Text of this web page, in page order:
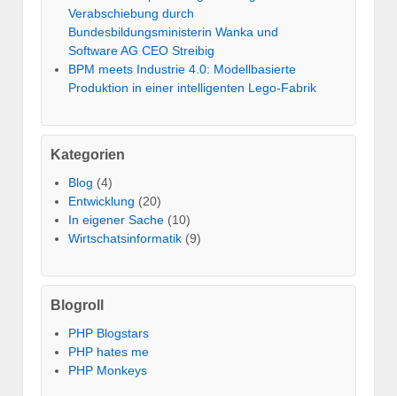
Verabschiebung durch
Bundesbildungsministerin Wanka und
Software AG CEO Streibig
BPM meets Industrie 4.0: Modellbasierte
Produktion in einer intelligenten Lego-Fabrik
Kategorien
Blog (4)
Entwicklung (20)
In eigener Sache (10)
Wirtschatsinformatik (9)
Blogroll
PHP Blogstars
PHP hates me
PHP Monkeys